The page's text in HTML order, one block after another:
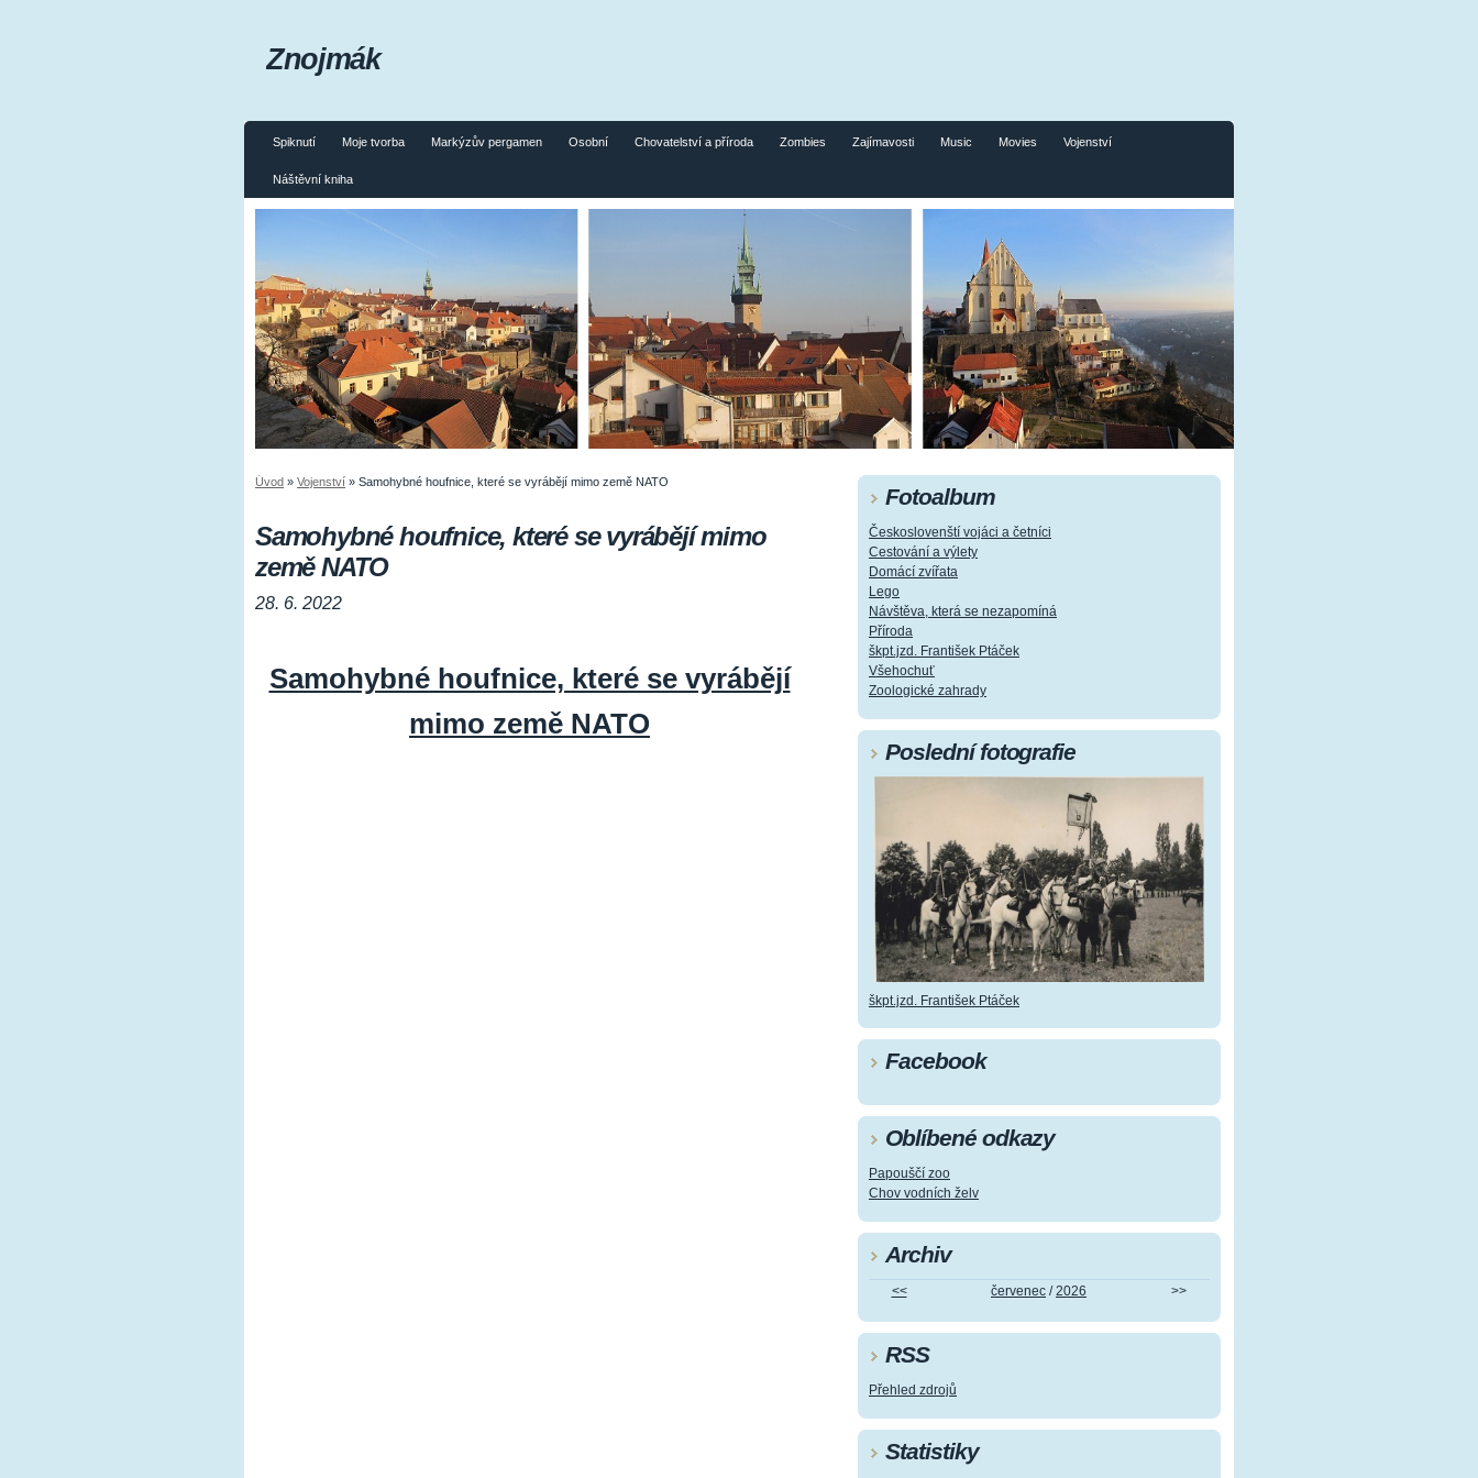
Spiknutí Moje tvorba Markýzův pergamen Osobní Chovatelství a příroda Zombies Zajímavosti Music Movies Vojenství
Náštěvní kniha
Znojmák
Úvod » Vojenství » Samohybné houfnice, které se vyrábějí mimo země NATO
Samohybné houfnice, které se vyrábějí mimo
země NATO
28. 6. 2022
Samohybné houfnice, které se vyrábějí
mimo země NATO
Fotoalbum
Českoslovenští vojáci a četníci
Cestování a výlety
Domácí zvířata
Lego
Návštěva, která se nezapomíná
Příroda
škpt.jzd. František Ptáček
Všehochuť
Zoologické zahrady
Poslední fotografie
škpt.jzd. František Ptáček
Facebook
Oblíbené odkazy
Papouščí zoo
Chov vodních želv
Archiv
<< červenec /2026 >>
RSS
Přehled zdrojů
Statistiky